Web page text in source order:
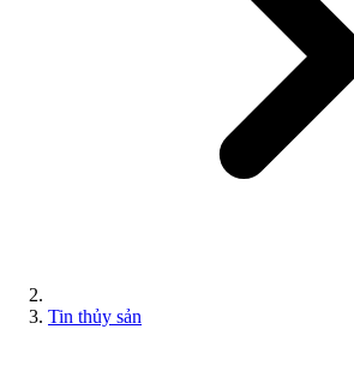
Tin thủy sản